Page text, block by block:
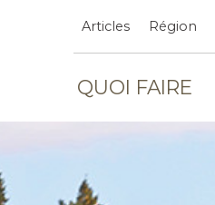
Articles Région
QUOI FAIRE